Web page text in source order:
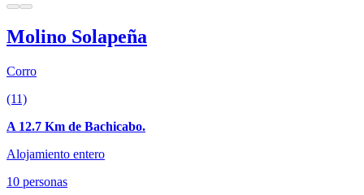
Molino Solapeña
Corro
(11)
A 12.7 Km de Bachicabo.
Alojamiento entero
10 personas